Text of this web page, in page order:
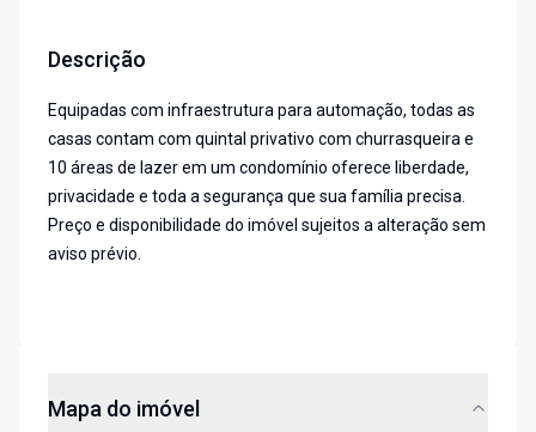
Descrição
Equipadas com infraestrutura para automação, todas as
casas contam com quintal privativo com churrasqueira e
10 áreas de lazer em um condomínio oferece liberdade,
privacidade e toda a segurança que sua família precisa.
Preço e disponibilidade do imóvel sujeitos a alteração sem
aviso prévio.
Mapa do imóvel